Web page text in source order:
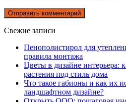
Свежие записи
Пенополистирол для
правила монтажа
Цветы в дизайне интерьера:
растения под стиль дома
Что такое габионы и как их
ландшафтном дизайне?